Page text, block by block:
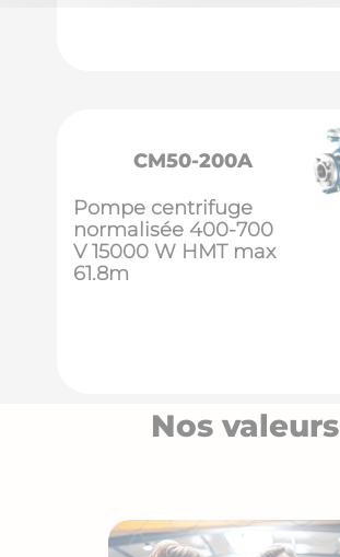
CM50-200A
Pompe centrifuge
normalisée 400-700
V 15000 W HMT max
61.8m
Nos valeurs